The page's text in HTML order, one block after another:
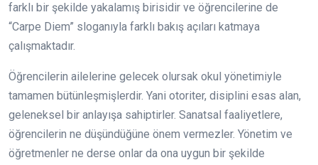
farklı bir şekilde yakalamış birisidir ve öğrencilerine de
“Carpe Diem” sloganıyla farklı bakış açıları katmaya
çalışmaktadır.
Öğrencilerin ailelerine gelecek olursak okul yönetimiyle
tamamen bütünleşmişlerdir. Yani otoriter, disiplini esas alan,
geleneksel bir anlayışa sahiptirler. Sanatsal faaliyetlere,
öğrencilerin ne düşündüğüne önem vermezler. Yönetim ve
öğretmenler ne derse onlar da ona uygun bir şekilde